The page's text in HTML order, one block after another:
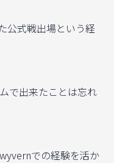
公式戦出場という経
で出来たことは忘れ
での経験を活か